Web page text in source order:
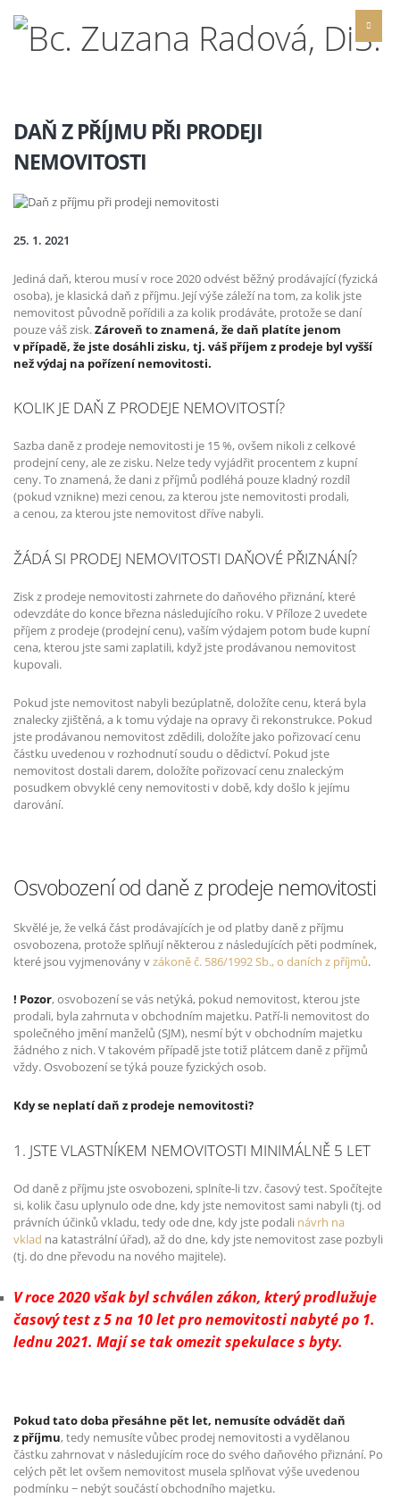
DAŇ Z PŘÍJMU PŘI PRODEJI
NEMOVITOSTI
25. 1. 2021
Jediná daň, kterou musí v roce 2020 odvést běžný prodávající (fyzická
osoba), je klasická daň z příjmu. Její výše záleží na tom, za kolik jste
nemovitost původně pořídili a za kolik prodáváte, protože se daní
pouze váš zisk.Zároveň to znamená, že daň platíte jenom
v případě, že jste dosáhli zisku, tj. váš příjem z prodeje byl vyšší
než výdaj na pořízení nemovitosti.
KOLIK JE DAŇ Z PRODEJE NEMOVITOSTÍ?
Sazba daně z prodeje nemovitosti je 15 %, ovšem nikoli z celkové
prodejní ceny, ale ze zisku. Nelze tedy vyjádřit procentem z kupní
ceny. To znamená, že dani z příjmů podléhá pouze kladný rozdíl
(pokud vznikne) mezi cenou, za kterou jste nemovitosti prodali,
a cenou, za kterou jste nemovitost dříve nabyli.
ŽÁDÁ SI PRODEJ NEMOVITOSTI DAŇOVÉ PŘIZNÁNÍ?
Zisk z prodeje nemovitosti zahrnete do daňového přiznání, které
odevzdáte do konce března následujícího roku. V Příloze 2 uvedete
příjem z prodeje (prodejní cenu), vaším výdajem potom bude kupní
cena, kterou jste sami zaplatili, když jste prodávanou nemovitost
kupovali.
Pokud jste nemovitost nabyli bezúplatně, doložíte cenu, která byla
znalecky zjištěná, a k tomu výdaje na opravy či rekonstrukce. Pokud
jste prodávanou nemovitost zdědili, doložíte jako pořizovací cenu
částku uvedenou v rozhodnutí soudu o dědictví. Pokud jste
nemovitost dostali darem, doložíte pořizovací cenu znaleckým
posudkem obvyklé ceny nemovitosti v době, kdy došlo k jejímu
darování.
Osvobození od daně z prodeje nemovitosti
Skvělé je, že velká část prodávajících je od platby daně z příjmu
osvobozena, protože splňují některou z následujících pěti podmínek,
které jsou vyjmenovány vzákoně č. 586/1992 Sb., o daních z příjmů.
! Pozor, osvobození se vás netýká, pokud nemovitost, kterou jste
prodali, byla zahrnuta v obchodním majetku. Patří-li nemovitost do
společného jmění manželů (SJM), nesmí být v obchodním majetku
žádného z nich. V takovém případě jste totiž plátcem daně z příjmů
vždy. Osvobození se týká pouze fyzických osob.
Kdy se neplatí daň z prodeje nemovitosti?
1. JSTE VLASTNÍKEM NEMOVITOSTI MINIMÁLNĚ 5 LET
Od daně z příjmu jste osvobozeni, splníte-li tzv. časový test. Spočítejte
si, kolik času uplynulo ode dne, kdy jste nemovitost sami nabyli (tj. od
právních účinků vkladu, tedy ode dne, kdy jste podali návrh na
vklad na katastrální úřad), až do dne, kdy jste nemovitost zase pozbyli
(tj. do dne převodu na nového majitele).
V roce 2020 však byl schválen zákon, který prodlužuje
časový test z 5 na 10 let pro nemovitosti nabyté po 1.
lednu 2021. Mají se tak omezit spekulace s byty.
Pokud tato doba přesáhne pět let, nemusíte odvádět daň
z příjmu, tedy nemusíte vůbec prodej nemovitosti a vydělanou
částku zahrnovat v následujícím roce do svého daňového přiznání. Po
celých pět let ovšem nemovitost musela splňovat výše uvedenou
podmínku − nebýt součástí obchodního majetku.